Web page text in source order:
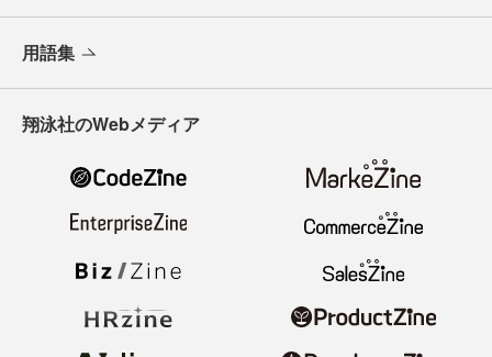
用語集
翔泳社のWebメディア